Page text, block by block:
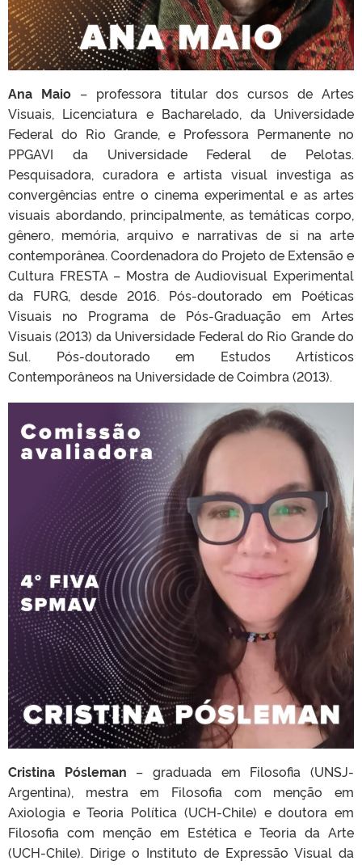
Ana Maio– professora titular dos cursos de Artes
Visuais, Licenciatura e Bacharelado, da Universidade
Federal do Rio Grande, e Professora Permanente no
PPGAVI da Universidade Federal de Pelotas.
Pesquisadora, curadora e artista visual investiga as
convergências entre o cinema experimental e as artes
visuais abordando, principalmente, as temáticas corpo,
gênero, memória, arquivo e narrativas de si na arte
contemporânea. Coordenadora do Projeto de Extensão e
Cultura FRESTA – Mostra de Audiovisual Experimental
da FURG, desde 2016. Pós-doutorado em Poéticas
Visuais no Programa de Pós-Graduação em Artes
Visuais (2013) da Universidade Federal do Rio Grande do
Sul. Pós-doutorado em Estudos Artísticos
Contemporâneos na Universidade de Coimbra (2013).
Cristina Pósleman – graduada em Filosofia (UNSJ-
Argentina), mestra em Filosofia com menção em
Axiologia e Teoria Política (UCH-Chile) e doutora em
Filosofia com menção em Estética e Teoria da Arte
(UCH-Chile). Dirige o Instituto de Expressão Visual da